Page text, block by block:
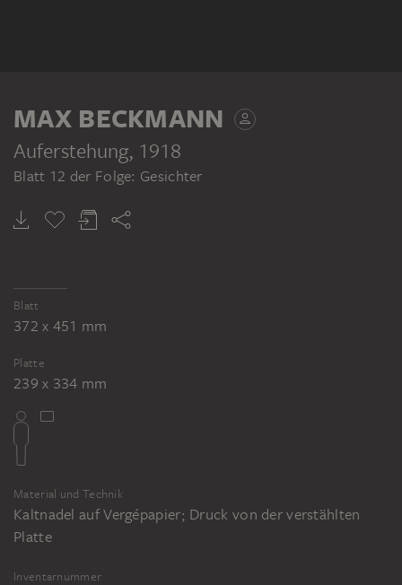
MAX BECKMANN
Auferstehung, 1918
Blatt 12 der Folge: Gesichter
Blatt
372 x 451 mm
Platte
239 x 334 mm
Material und Technik
Kaltnadel auf Vergépapier; Druck von der verstählten
Platte
Inventarnummer